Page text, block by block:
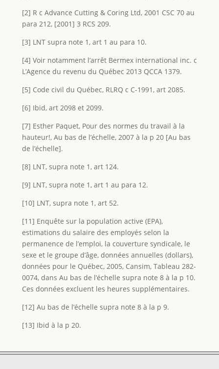
[2] R c Advance Cutting & Coring Ltd, 2001 CSC 70 au
para 212, [2001] 3 RCS 209.
[3] LNT supra note 1, art 1 au para 10.
[4] Voir notamment l’arrêt Bermex international inc. c
L’Agence du revenu du Québec 2013 QCCA 1379.
[5] Code civil du Québec, RLRQ c C-1991, art 2085.
[6] Ibid, art 2098 et 2099.
[7] Esther Paquet, Pour des normes du travail à la
hauteur!, Au bas de l’échelle, 2007 à la p 20 [Au bas
de l’échelle].
[8] LNT, supra note 1, art 124.
[9] LNT, supra note 1, art 1 au para 12.
[10] LNT, supra note 1, art 52.
[11] Enquête sur la population active (EPA),
estimations du salaire des employés selon la
permanence de l’emploi, la couverture syndicale, le
sexe et le groupe d’âge, données annuelles (dollars),
données pour le Québec, 2005, Cansim, Tableau 282-
0074, dans Au bas de l’échelle supra note 8 à la p 10.
Ces données excluent les heures supplémentaires.
[12] Au bas de l’échelle supra note 8 à la p 9.
[13] Ibid à la p 20.